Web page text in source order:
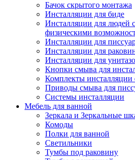
Бачок скрытого монтажа
Инсталляции для биде
Инсталляции для людей
физическими
Инсталляции для
Инсталляции для
Инсталляции для
Кнопки смыва для
Комплекты инсталляции
Приводы смыва для
Системы инсталляции
Мебель для ванной
Зеркала и Зеркальные
Комоды
Полки для ванной
Светильники
Тумбы под раковину